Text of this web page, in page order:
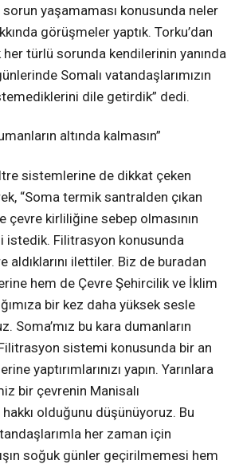
sorun yaşamaması konusunda neler
görüşmeler yaptık. Torku’dan
türlü sorunda kendilerinin yanında
Somalı vatandaşlarımızın
dile getirdik” dedi.
altında kalmasın”
sistemlerine de dikkat çeken
“Soma termik santralden çıkan
çevre kirliliğine sebep olmasının
istedik. Filitrasyon konusunda
aldıklarını ilettiler. Biz de buradan
hem de Çevre Şehircilik ve İklim
bir kez daha yüksek sesle
Soma’mız bu kara dumanların
sistemi konusunda bir an
yaptırımlarınızı yapın. Yarınlara
bir çevrenin Manisalı
hakkı olduğunu düşünüyoruz. Bu
her zaman için
soğuk günler geçirilmemesi hem